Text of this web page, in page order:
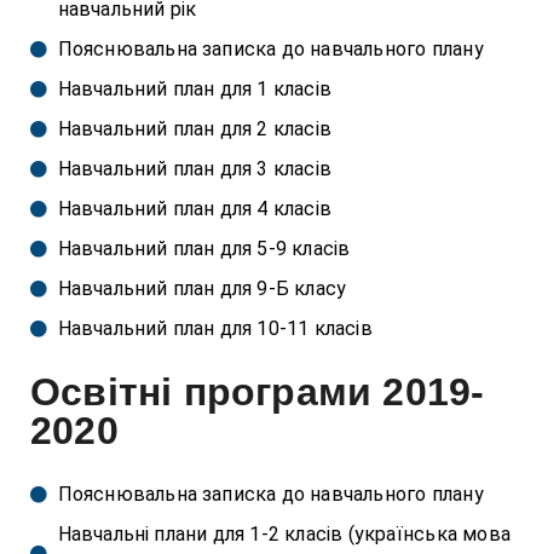
навчальний рік
Пояснювальна записка до навчального плану
Навчальний план для 1 класів
Навчальний план для 2 класів
Навчальний план для 3 класів
Навчальний план для 4 класів
Навчальний план для 5-9 класів
Навчальний план для 9-Б класу
Навчальний план для 10-11 класів
Освітні програми 2019-
2020
Пояснювальна записка до навчального плану
Навчальні плани для 1-2 класів (українська мова